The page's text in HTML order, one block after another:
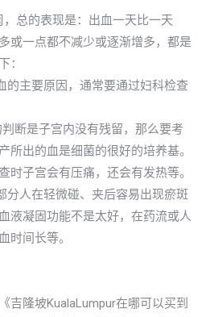
总的表现是：出血一天比一天
或一点都不减少或逐渐增多，都是
：
的主要原因，通常要通过妇科检查
断是子宫内没有残留，那么要考
所出的血是细菌的很好的培养基。
时子宫会有压痛，还会有发热等。
分人在轻微碰、夹后容易出现瘀斑
液凝固功能不是太好，在药流或人
时间长等。
吉隆坡KualaLumpur在哪可以买到